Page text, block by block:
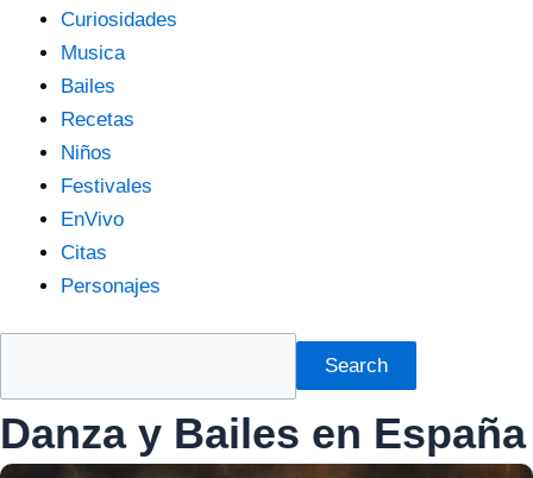
Curiosidades
Musica
Bailes
Recetas
Niños
Festivales
EnVivo
Citas
Personajes
Search
Danza y Bailes en España